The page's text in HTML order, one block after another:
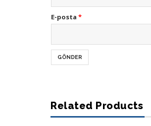
E-posta *
Related Products